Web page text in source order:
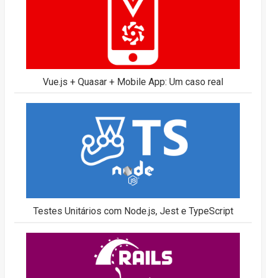
Vue.js + Quasar + Mobile App: Um caso real
Testes Unitários com Node.js, Jest e TypeScript